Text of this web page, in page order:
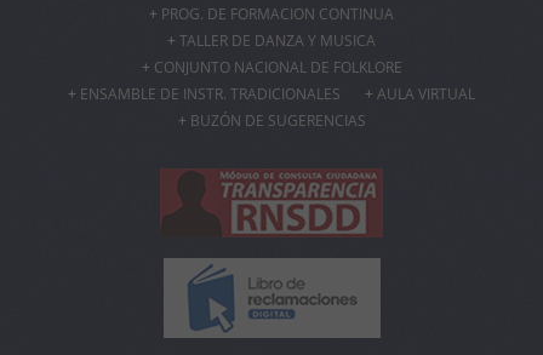
PROG. DE FORMACION CONTINUA
TALLER DE DANZA Y MUSICA
CONJUNTO NACIONAL DE FOLKLORE
ENSAMBLE DE INSTR. TRADICIONALES
AULA VIRTUAL
BUZÓN DE SUGERENCIAS